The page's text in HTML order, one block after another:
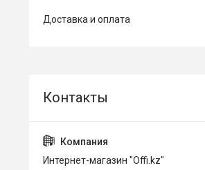
Доставка и оплата
Интернет-магазин "Offi.kz"